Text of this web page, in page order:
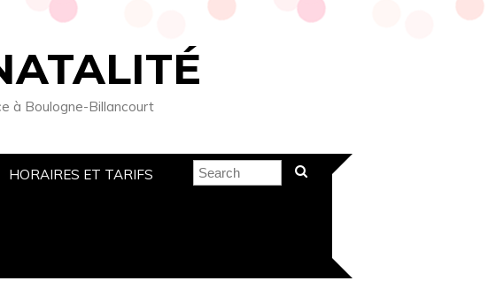
à Boulogne-Billancourt
HORAIRES ET TARIFS